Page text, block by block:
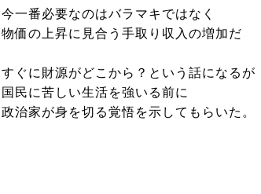
今一番必要なのはバラマキではなく
物価の上昇に見合う手取り収入の増加だ
すぐに財源がどこから？という話になるが
国民に苦しい生活を強いる前に
政治家が身を切る覚悟を示してもらいた。